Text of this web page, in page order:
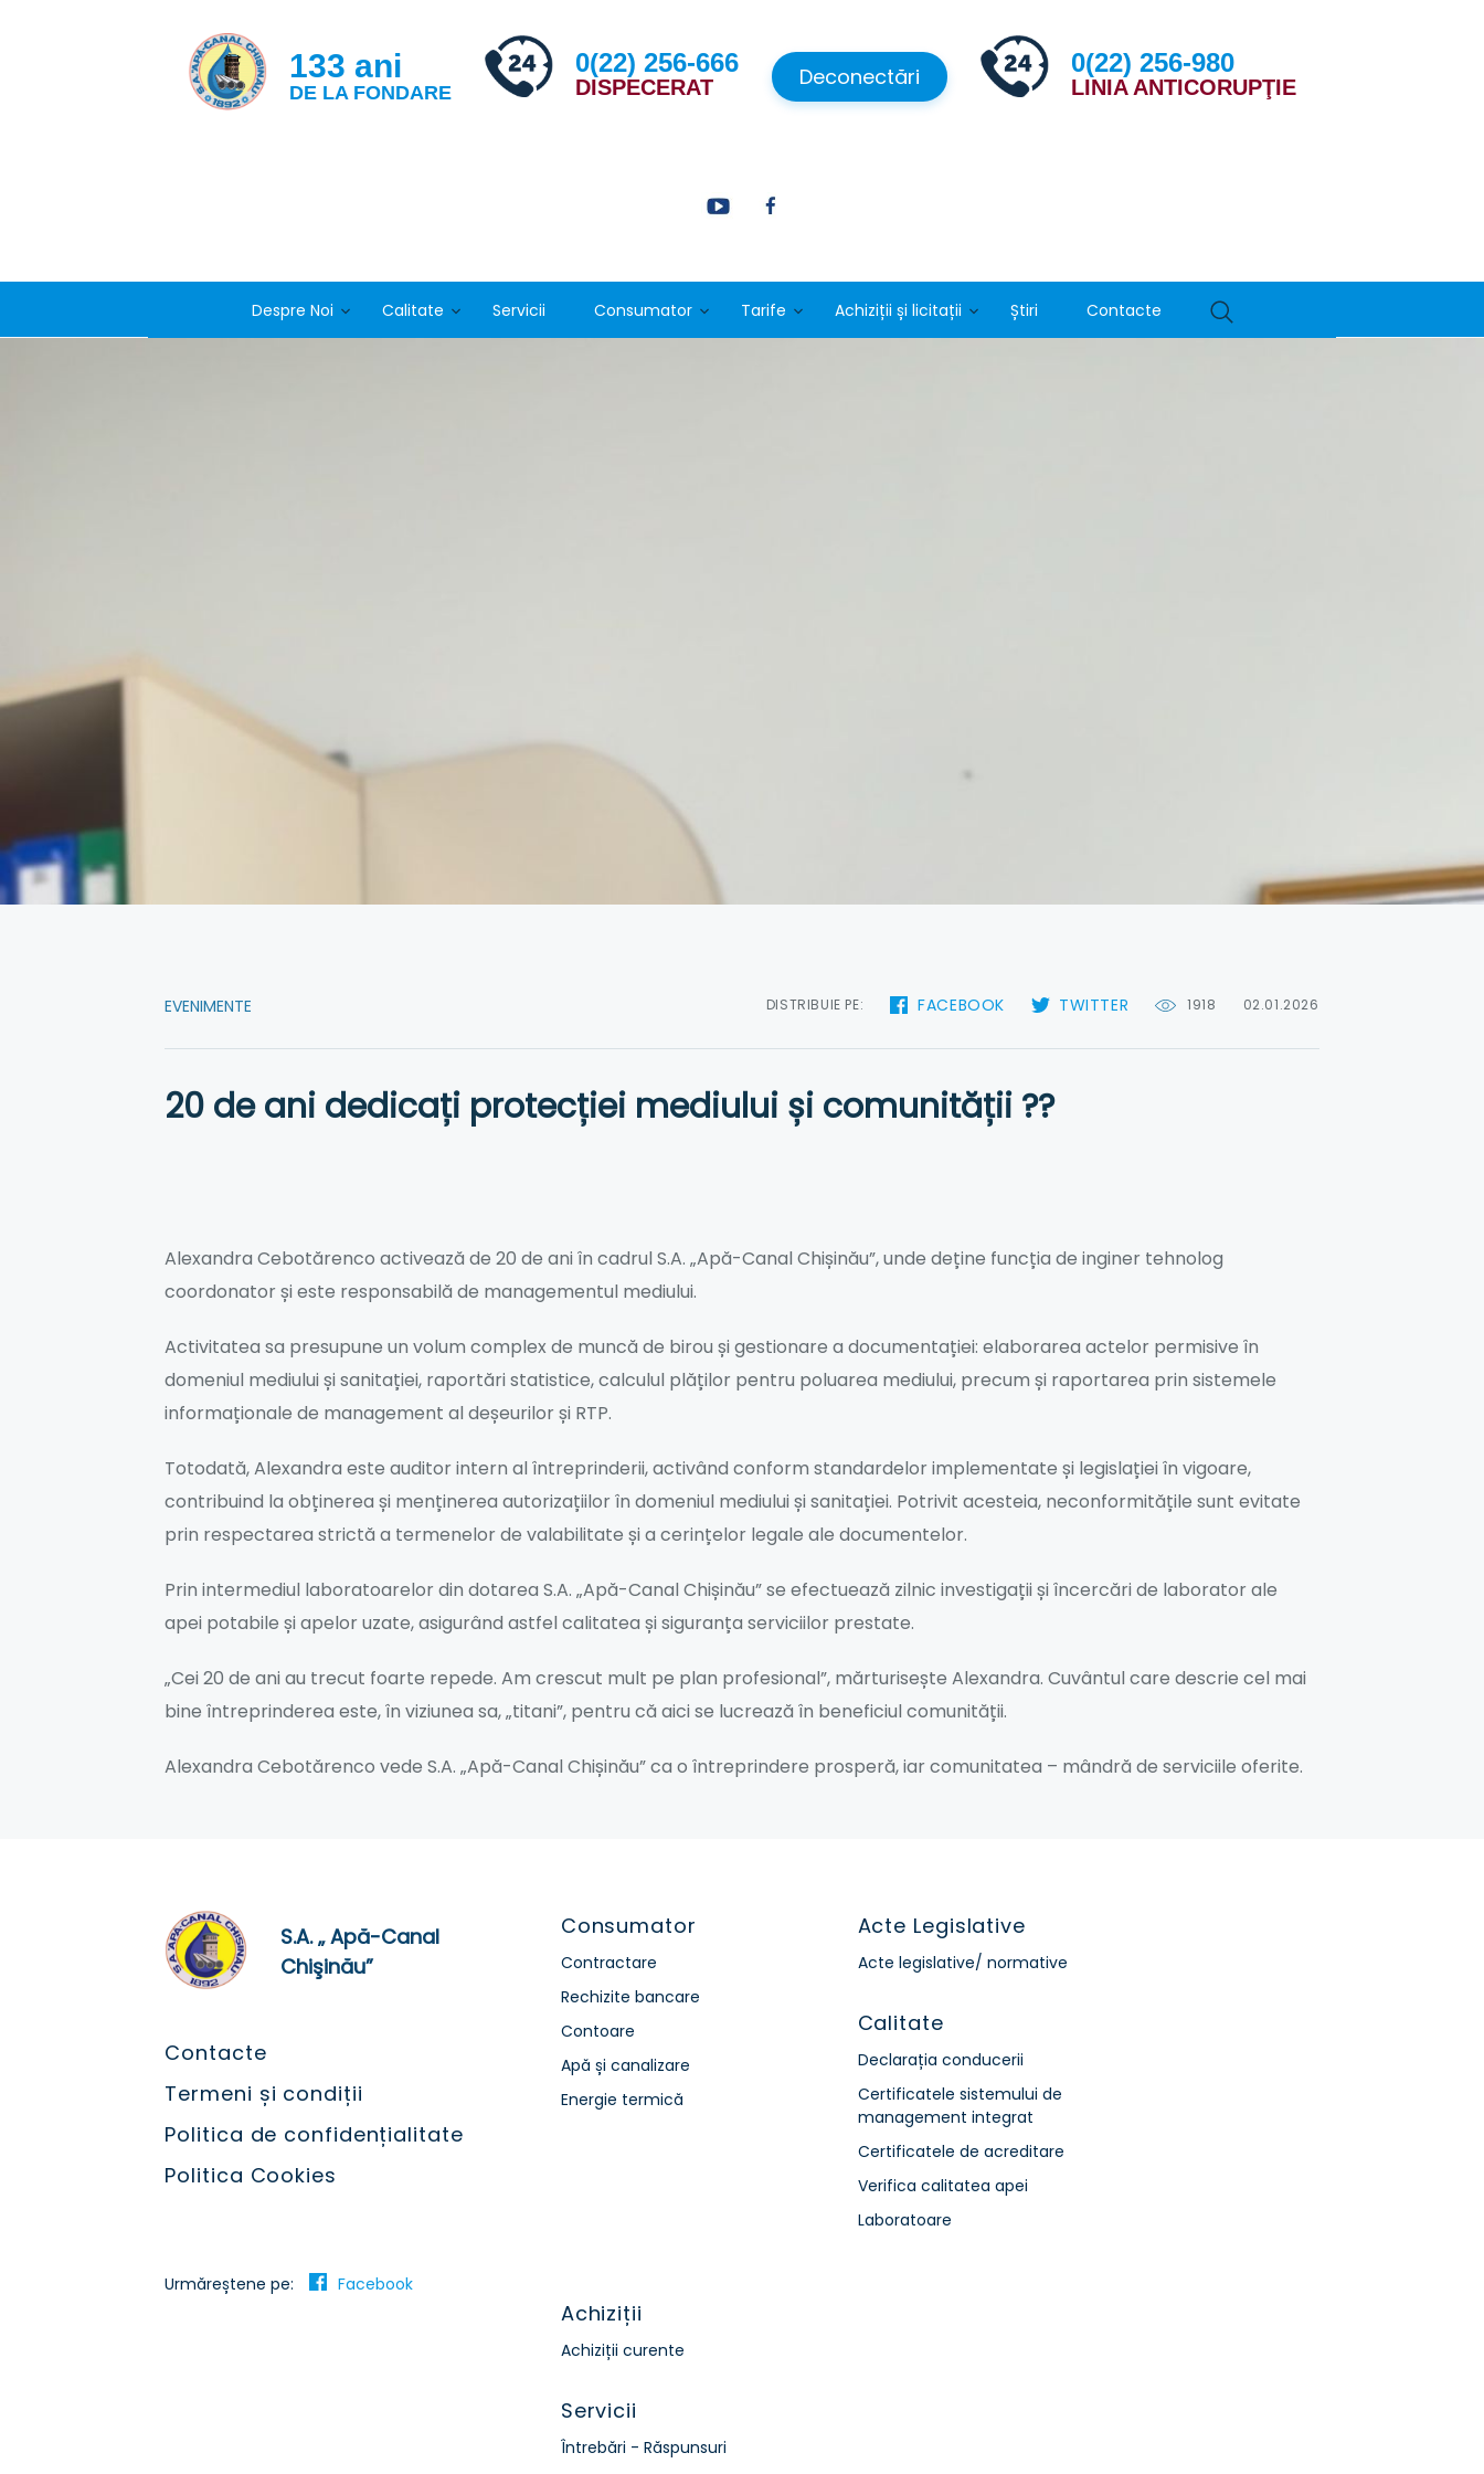
133 ani
DE LA FONDARE
0(22) 256-666
DISPECERAT Deconectări 0(22) 256-980
LINIA ANTICORUPŢIE
Despre Noi Calitate Servicii Consumator Tarife Achiziții și licitații Știri Contacte
EVENIMENTE DISTRIBUIE PE: FACEBOOK TWITTER 1918 02.01.2026
20 de ani dedicați protecției mediului și comunității ??
Alexandra Cebotărenco activează de 20 de ani în cadrul S.A. „Apă-Canal Chișinău”, unde deține funcția de inginer tehnolog
coordonator și este responsabilă de managementul mediului.
Activitatea sa presupune un volum complex de muncă de birou și gestionare a documentației: elaborarea actelor permisive în
domeniul mediului și sanitației, raportări statistice, calculul plăților pentru poluarea mediului, precum și raportarea prin sistemele
informaționale de management al deșeurilor și RTP.
Totodată, Alexandra este auditor intern al întreprinderii, activând conform standardelor implementate și legislației în vigoare,
contribuind la obținerea și menținerea autorizațiilor în domeniul mediului și sanitației. Potrivit acesteia, neconformitățile sunt evitate
prin respectarea strictă a termenelor de valabilitate și a cerințelor legale ale documentelor.
Prin intermediul laboratoarelor din dotarea S.A. „Apă-Canal Chișinău” se efectuează zilnic investigații și încercări de laborator ale
apei potabile și apelor uzate, asigurând astfel calitatea și siguranța serviciilor prestate.
„Cei 20 de ani au trecut foarte repede. Am crescut mult pe plan profesional”, mărturisește Alexandra. Cuvântul care descrie cel mai
bine întreprinderea este, în viziunea sa, „titani”, pentru că aici se lucrează în beneficiul comunității.
Alexandra Cebotărenco vede S.A. „Apă-Canal Chișinău” ca o întreprindere prosperă, iar comunitatea – mândră de serviciile oferite.
S.A. „ Apă-Canal
Chişinău”
Contacte
Termeni și condiții
Politica de confidențialitate
Politica Cookies
Urmăreștene pe: Facebook
Consumator
Contractare
Rechizite bancare
Contoare
Apă și canalizare
Energie termică
Acte Legislative
Acte legislative/ normative
Calitate
Declarația conducerii
Certificatele sistemului de
management integrat
Certificatele de acreditare
Verifica calitatea apei
Laboratoare
Achiziții
Achiziții curente
Servicii
Întrebări - Răspunsuri